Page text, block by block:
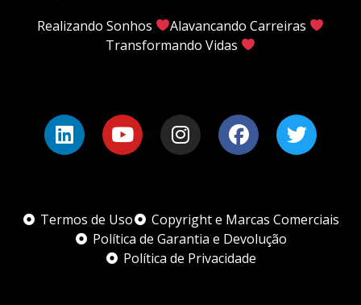
Realizando Sonhos
Alavancando Carreiras
Transformando Vidas
Termos de Uso
Copyright e Marcas Comerciais
Política de Garantia e Devolução
Política de Privacidade